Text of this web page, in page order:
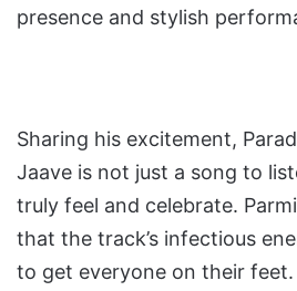
presence and stylish
Sharing his excitement,
Jaave is not just a song to
truly feel and celebrate.
that the track’s infectious
to get everyone on their feet.